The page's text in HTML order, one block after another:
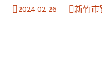
2024-02-26 新竹市